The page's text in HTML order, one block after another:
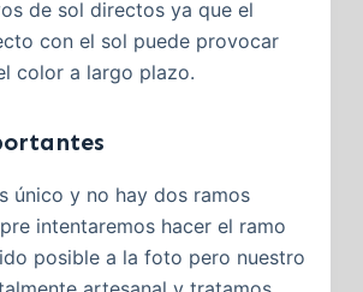
de sol directos ya que el
con el sol puede provocar
color a largo plazo.
único y no hay dos ramos
intentaremos hacer el ramo
posible a la foto pero nuestro